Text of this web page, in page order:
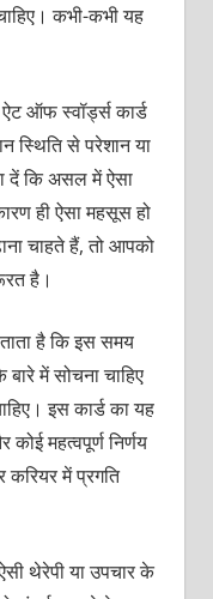
कभी-कभी यह
ऑफ स्‍वॉर्ड्स कार्ड
स्थिति से परेशान या
दें कि असल में ऐसा
ही ऐसा महसूस हो
चाहते हैं, तो आपको
है।
है कि इस समय
में सोचना चाहिए
इस कार्ड का यह
महत्‍वपूर्ण निर्णय
में प्रगति
थेरेपी या उपचार के